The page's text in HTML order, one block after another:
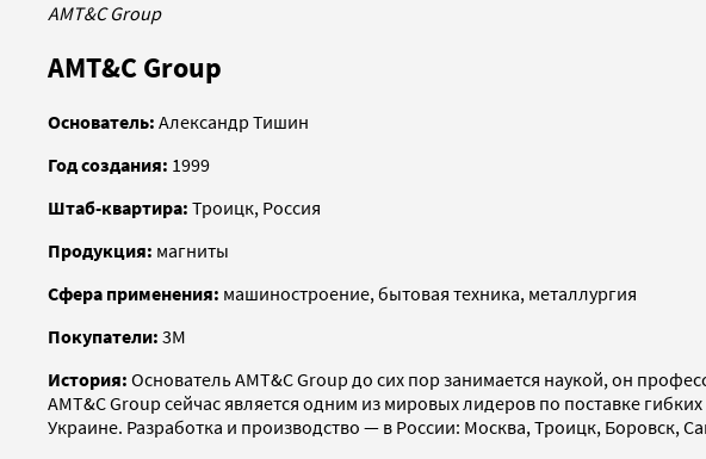
AMT&C Group
AMT&C Group
Основатель: Александр Тишин
Год создания: 1999
Штаб-квартира: Троицк, Россия
Продукция: магниты
Сфера применения: машиностроение, бытовая техника, металлургия
Покупатели: 3M
История: Основатель AMT&C Group до сих пор занимается наукой, он
AMT&C Group сейчас является одним из мировых лидеров по поставке
Украине. Разработка и производство — в России: Москва, Троицк, Боровск,